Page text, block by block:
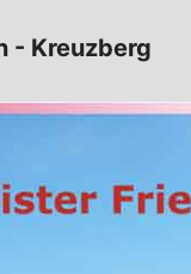
- Kreuzberg